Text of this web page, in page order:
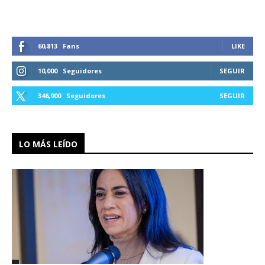
60,813 Fans LIKE
10,000 Seguidores SEGUIR
346,900 Seguidores SEGUIR
LO MÁS LEÍDO